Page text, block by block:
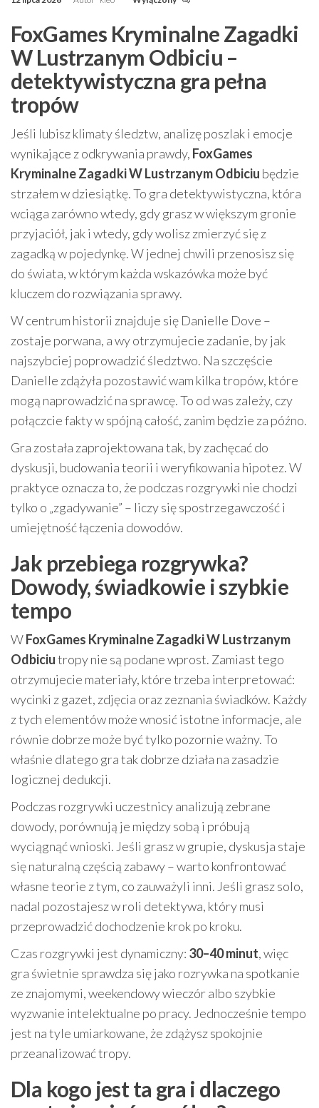
FoxGames Kryminalne Zagadki
W Lustrzanym Odbiciu –
detektywistyczna gra pełna
tropów
Jeśli lubisz klimaty śledztw, analizę poszlak i emocje
wynikające z odkrywania prawdy, FoxGames
Kryminalne Zagadki W Lustrzanym Odbiciu będzie
strzałem w dziesiątkę. To gra detektywistyczna, która
wciąga zarówno wtedy, gdy grasz w większym gronie
przyjaciół, jak i wtedy, gdy wolisz zmierzyć się z
zagadką w pojedynkę. W jednej chwili przenosisz się
do świata, w którym każda wskazówka może być
kluczem do rozwiązania sprawy.
W centrum historii znajduje się Danielle Dove –
zostaje porwana, a wy otrzymujecie zadanie, by jak
najszybciej poprowadzić śledztwo. Na szczęście
Danielle zdążyła pozostawić wam kilka tropów, które
mogą naprowadzić na sprawcę. To od was zależy, czy
połączcie fakty w spójną całość, zanim będzie za późno.
Gra została zaprojektowana tak, by zachęcać do
dyskusji, budowania teorii i weryfikowania hipotez. W
praktyce oznacza to, że podczas rozgrywki nie chodzi
tylko o „zgadywanie” – liczy się spostrzegawczość i
umiejętność łączenia dowodów.
Jak przebiega rozgrywka?
Dowody, świadkowie i szybkie
tempo
WFoxGames Kryminalne Zagadki W Lustrzanym
Odbiciutropy nie są podane wprost. Zamiast tego
otrzymujecie materiały, które trzeba interpretować:
wycinki z gazet, zdjęcia oraz zeznania świadków. Każdy
z tych elementów może wnosić istotne informacje, ale
równie dobrze może być tylko pozornie ważny. To
właśnie dlatego gra tak dobrze działa na zasadzie
logicznej dedukcji.
Podczas rozgrywki uczestnicy analizują zebrane
dowody, porównują je między sobą i próbują
wyciągnąć wnioski. Jeśli grasz w grupie, dyskusja staje
się naturalną częścią zabawy – warto konfrontować
własne teorie z tym, co zauważyli inni. Jeśli grasz solo,
nadal pozostajesz w roli detektywa, który musi
przeprowadzić dochodzenie krok po kroku.
Czas rozgrywki jest dynamiczny: 30–40 minut, więc
gra świetnie sprawdza się jako rozrywka na spotkanie
ze znajomymi, weekendowy wieczór albo szybkie
wyzwanie intelektualne po pracy. Jednocześnie tempo
jest na tyle umiarkowane, że zdążysz spokojnie
przeanalizować tropy.
Dla kogo jest ta gra i dlaczego